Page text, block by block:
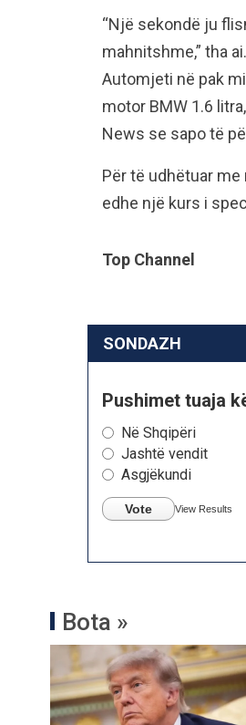
“Një sekondë ju
mahnitshme,” tha ai.
Automjeti në pak
motor BMW 1.6
News se sapo të
Për të udhëtuar
edhe një kurs i
Top Channel
SONDAZH
Pushimet tuaja
Në Shqipëri
Jashtë vendit
Asgjëkundi
Vote View Results
Bota »